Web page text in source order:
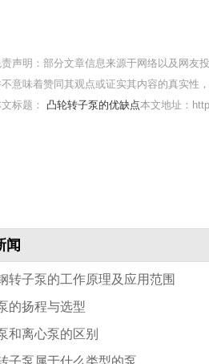
声明：部分文章信息来源于网络以及网友
不意味着赞同其观点或证实其内容的真实性
标题： 凸轮转子泵的优缺点本文地址：
闻
转子泵的工作原理及应用范围
的扬程与选型
和离心泵的区别
子泵属于什么类型的泵